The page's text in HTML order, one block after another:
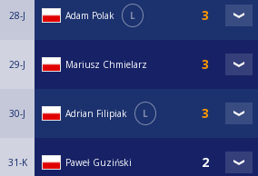
28-J Adam Polak L
29-J Mariusz Chmielarz
30-J Adrian Filipiak L
31-K Paweł Guziński